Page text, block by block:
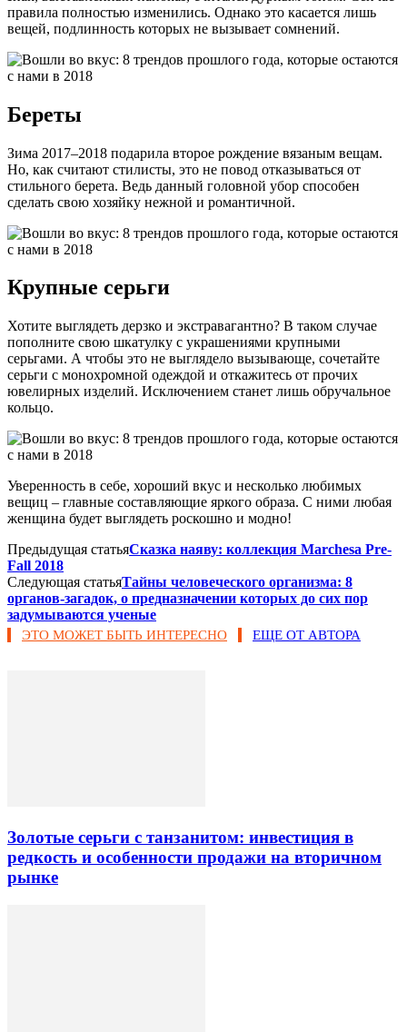
правила полностью изменились. Однако это касается лишь
вещей, подлинность которых не вызывает сомнений.
Береты
Зима 2017–2018 подарила второе рождение вязаным вещам.
Но, как считают стилисты, это не повод отказываться от
стильного берета. Ведь данный головной убор способен
сделать свою хозяйку нежной и романтичной.
Крупные серьги
Хотите выглядеть дерзко и экстравагантно? В таком случае
пополните свою шкатулку с украшениями крупными
серьгами. А чтобы это не выглядело вызывающе, сочетайте
серьги с монохромной одеждой и откажитесь от прочих
ювелирных изделий. Исключением станет лишь обручальное
кольцо.
Уверенность в себе, хороший вкус и несколько любимых
вещиц – главные составляющие яркого образа. С ними любая
женщина будет выглядеть роскошно и модно!
Предыдущая статьяСказка наяву: коллекция Marchesa Pre-
Fall 2018
Следующая статьяТайны человеческого организма: 8
органов-загадок, о предназначении которых до сих пор
задумываются ученые
ЭТО МОЖЕТ БЫТЬ ИНТЕРЕСНО ЕЩЕ ОТ АВТОРА
Золотые серьги с танзанитом: инвестиция в
редкость и особенности продажи на вторичном
рынке